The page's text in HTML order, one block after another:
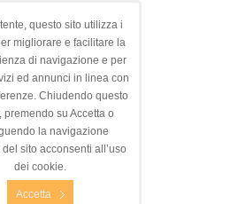
questo sito utilizza i
migliorare e facilitare la
di navigazione e per
ed annunci in linea con
Chiudendo questo
premendo su Accetta o
la navigazione
sito acconsenti all’uso
dei cookie.
Accetta